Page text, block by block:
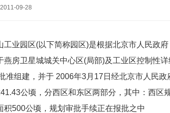
2011-09-28
工业园区(以下简称园区)是根据北京市人民政
燕房卫星城城关中心区(局部)及工业区控制性
准组建，并于 2006年3月17日经北京市人民
公顷，分西区和东区两部分，其中：西区
积500公顷，规划审批手续正在报批之中